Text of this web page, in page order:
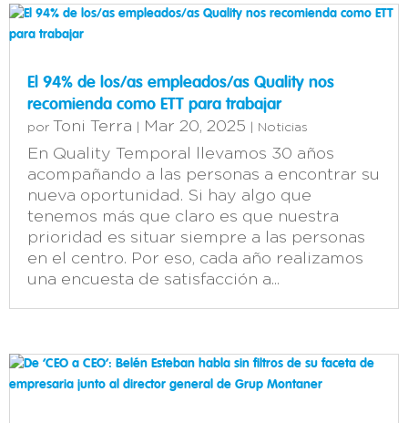
El 94% de los/as empleados/as Quality nos
recomienda como ETT para trabajar
por Toni Terra Mar 20, 2025 Noticias
En Quality Temporal llevamos 30 años
acompañando a las personas a encontrar su
nueva oportunidad. Si hay algo que
tenemos más que claro es que nuestra
prioridad es situar siempre a las personas
en el centro. Por eso, cada año realizamos
una encuesta de satisfacción a...